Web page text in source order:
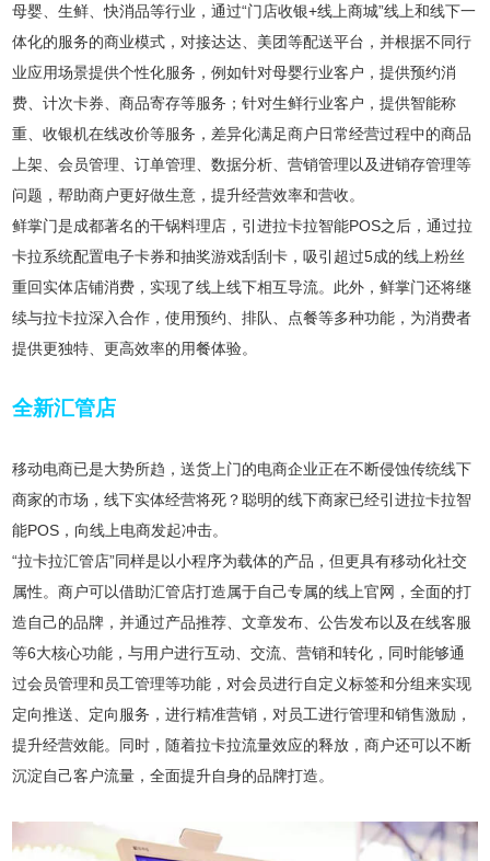
母婴、生鲜、快消品等行业，通过“门店收银+线上商城”线上和线下一
体化的服务的商业模式，对接达达、美团等配送平台，并根据不同行
业应用场景提供个性化服务，例如针对母婴行业客户，提供预约消
费、计次卡券、商品寄存等服务；针对生鲜行业客户，提供智能称
重、收银机在线改价等服务，差异化满足商户日常经营过程中的商品
上架、会员管理、订单管理、数据分析、营销管理以及进销存管理等
问题，帮助商户更好做生意，提升经营效率和营收。
鲜掌门是成都著名的干锅料理店，引进拉卡拉智能POS之后，通过拉
卡拉系统配置电子卡券和抽奖游戏刮刮卡，吸引超过5成的线上粉丝
重回实体店铺消费，实现了线上线下相互导流。此外，鲜掌门还将继
续与拉卡拉深入合作，使用预约、排队、点餐等多种功能，为消费者
提供更独特、更高效率的用餐体验。
全新汇管店
移动电商已是大势所趋，送货上门的电商企业正在不断侵蚀传统线下
商家的市场，线下实体经营将死？聪明的线下商家已经引进拉卡拉智
能POS，向线上电商发起冲击。
“拉卡拉汇管店”同样是以小程序为载体的产品，但更具有移动化社交
属性。商户可以借助汇管店打造属于自己专属的线上官网，全面的打
造自己的品牌，并通过产品推荐、文章发布、公告发布以及在线客服
等6大核心功能，与用户进行互动、交流、营销和转化，同时能够通
过会员管理和员工管理等功能，对会员进行自定义标签和分组来实现
定向推送、定向服务，进行精准营销，对员工进行管理和销售激励，
提升经营效能。同时，随着拉卡拉流量效应的释放，商户还可以不断
沉淀自己客户流量，全面提升自身的品牌打造。